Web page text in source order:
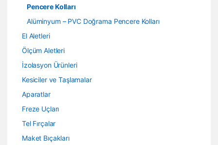
Pencere Kolları
Alüminyum – PVC Doğrama Pencere Kolları
El Aletleri
Ölçüm Aletleri
İzolasyon Ürünleri
Kesiciler ve Taşlamalar
Aparatlar
Freze Uçları
Tel Fırçalar
Maket Bıçakları